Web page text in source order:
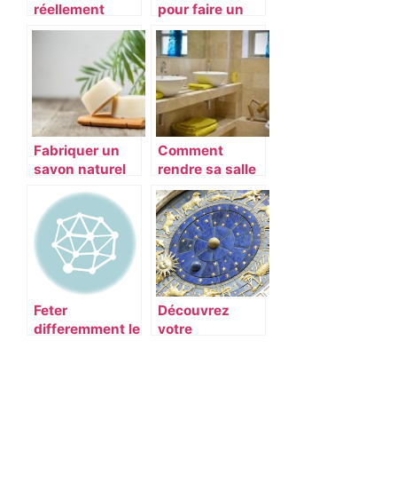
réellement
l’assurance
habitation ?
pour faire un
bain moussant
romantique
Fabriquer un
savon naturel
fait maison
plus efficace
que les gels
désinfectants
Comment
rendre sa salle
de bains
accueillante ?
Feter
differemment le
Découvrez
votre